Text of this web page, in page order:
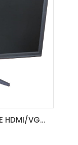
MONITOR LED DE 19.5" MDC WIDE HDMI/VGA/SPK BLACK